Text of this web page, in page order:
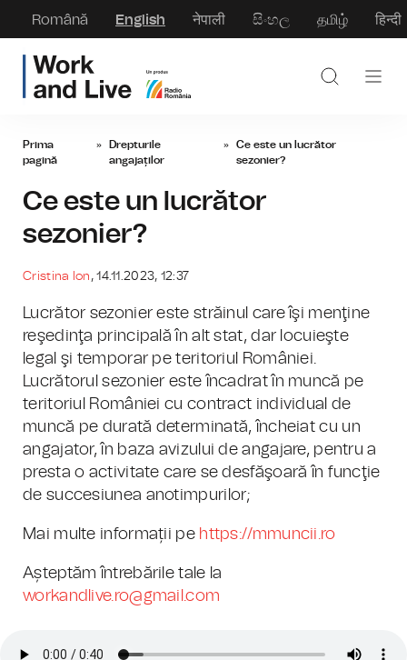
Română English नेपाली සිංහල தமிழ் हिन्दी
Prima
pagină
» Drepturile
angajaților
» Ce este un lucrător
sezonier?
Ce este un lucrător
sezonier?
Cristina Ion, 14.11.2023, 12:37
Lucrător sezonier este străinul care îşi menţine
reşedinţa principală în alt stat, dar locuieşte
legal şi temporar pe teritoriul României.
Lucrătorul sezonier este încadrat în muncă pe
teritoriul României cu contract individual de
muncă pe durată determinată, încheiat cu un
angajator, în baza avizului de angajare, pentru a
presta o activitate care se desfăşoară în funcţie
de succesiunea anotimpurilor;
Mai multe informații pe https://mmuncii.ro
Așteptăm întrebările tale la
workandlive.ro@gmail.com